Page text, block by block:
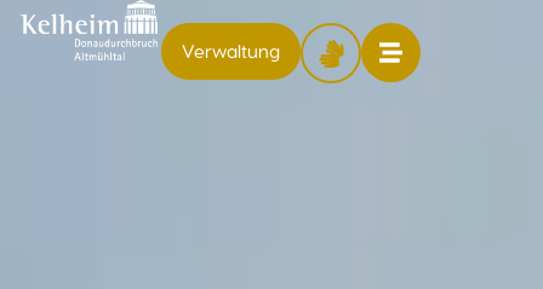
Verwaltung